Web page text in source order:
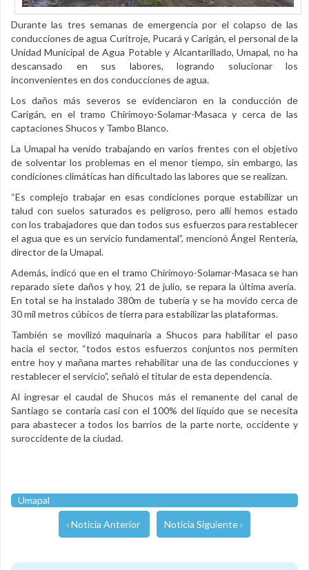
Durante las tres semanas de emergencia por el colapso de las
conducciones de agua Curitroje, Pucará y Carigán, el personal de la
Unidad Municipal de Agua Potable y Alcantarillado, Umapal, no ha
descansado en sus labores, logrando solucionar los
inconvenientes en dos conducciones de agua.
Los daños más severos se evidenciaron en la conducción de
Carigán, en el tramo Chirimoyo-Solamar-Masaca y cerca de las
captaciones Shucos y Tambo Blanco.
La Umapal ha venido trabajando en varios frentes con el objetivo
de solventar los problemas en el menor tiempo, sin embargo, las
condiciones climáticas han dificultado las labores que se realizan.
“Es complejo trabajar en esas condiciones porque estabilizar un
talud con suelos saturados es peligroso, pero allí hemos estado
con los trabajadores que dan todos sus esfuerzos para restablecer
el agua que es un servicio fundamental”, mencionó Ángel Rentería,
director de la Umapal.
Además, indicó que en el tramo Chirimoyo-Solamar-Masaca se han
reparado siete daños y hoy, 21 de julio, se repara la última avería.
En total se ha instalado 380m de tubería y se ha movido cerca de
30 mil metros cúbicos de tierra para estabilizar las plataformas.
También se movilizó maquinaria a Shucos para habilitar el paso
hacia el sector, “todos estos esfuerzos conjuntos nos permiten
entre hoy y mañana martes rehabilitar una de las conducciones y
restablecer el servicio”, señaló el titular de esta dependencia.
Al ingresar el caudal de Shucos más el remanente del canal de
Santiago se contaría casi con el 100% del líquido que se necesita
para abastecer a todos los barrios de la parte norte, occidente y
suroccidente de la ciudad.
Umapal
‹ Noticia Anterior Noticia Siguiente ›